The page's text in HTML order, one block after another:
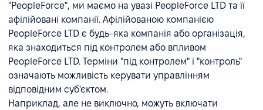
"PeopleForce", ми маємо на увазі PeopleForce LTD та її
афілійовані компанії. Афілійованою компанією
PeopleForce LTD є будь-яка компанія або організація,
яка знаходиться під контролем або впливом
PeopleForce LTD. Терміни "під контролем" і "контроль"
означають можливість керувати управлінням
відповідним суб'єктом.
Наприклад, але не виключно, можуть включати